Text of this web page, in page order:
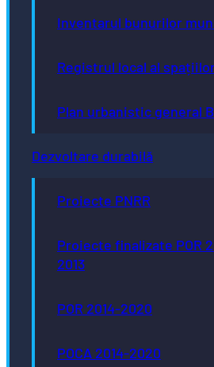
Inventarul bunurilor
Registrul local al
Plan urbanistic general
Dezvoltare durabilă
Proiecte PNRR
Proiecte finalizate POR
2013
POR 2014-2020
POCA 2014-2020